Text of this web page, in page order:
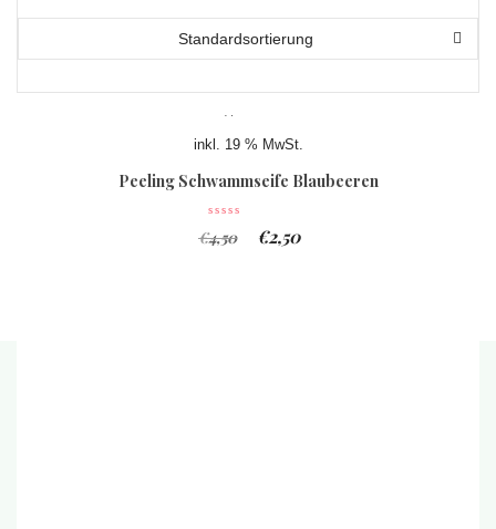
Standardsortierung
inkl. 19 % MwSt.
Peeling Schwammseife Blaubeeren
Joghurt
€4,50 €2,50